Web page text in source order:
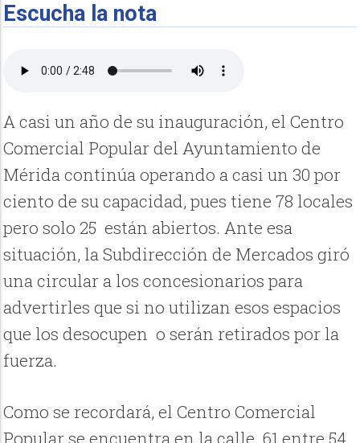
Escucha la nota
A casi un año de su inauguración, el Centro
Comercial Popular del Ayuntamiento de
Mérida continúa operando a casi un 30 por
ciento de su capacidad, pues tiene 78 locales
pero solo 25 están abiertos. Ante esa
situación, la Subdirección de Mercados giró
una circular a los concesionarios para
advertirles que si no utilizan esos espacios
que los desocupen o serán retirados por la
fuerza.
Como se recordará, el Centro Comercial
Popular se encuentra en la calle 61 entre 54